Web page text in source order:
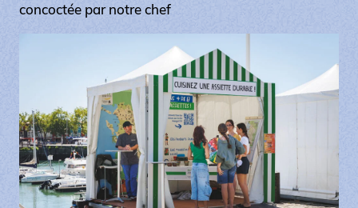
concoctée par notre chef